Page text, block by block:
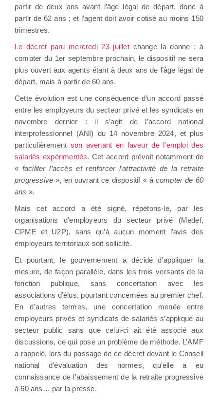
partir de deux ans avant l’âge légal de départ, donc à
partir de 62 ans ; et l’agent doit avoir cotisé au moins 150
trimestres.
Le décret paru mercredi 23 juilletchange la donne : à
compter du 1er septembre prochain, le dispositif ne sera
plus ouvert aux agents étant à deux ans de l’âge légal de
départ, mais à partir de 60 ans.
Cette évolution est une conséquence d’un accord passé
entre les employeurs du secteur privé et les syndicats en
novembre dernier : il s’agit de l’accord national
interprofessionnel (ANI) du 14 novembre 2024, et plus
particulièrement son avenant en faveur de l’emploi des
salariés expérimentés. Cet accord prévoit notamment de
« faciliter l’accès et renforcer l’attractivité de la retraite
progressive », en ouvrant ce dispositif «à compter de 60
ans ».
Mais cet accord a été signé, répétons-le, par les
organisations d’employeurs du secteur privé (Medef,
CPME et U2P), sans qu’à aucun moment l’avis des
employeurs territoriaux soit sollicité.
Et pourtant, le gouvernement a décidé d’appliquer la
mesure, de façon parallèle, dans les trois versants de la
fonction publique, sans concertation avec les
associations d’élus, pourtant concernées au premier chef.
En d’autres termes, une concertation menée entre
employeurs privés et syndicats de salariés s’applique au
secteur public sans que celui-ci ait été associé aux
discussions, ce qui pose un problème de méthode. L’AMF
a rappelé, lors du passage de ce décret devant le Conseil
national d’évaluation des normes, qu’elle a eu
connaissance de l’abaissement de la retraite progressive
à 60 ans… par la presse.